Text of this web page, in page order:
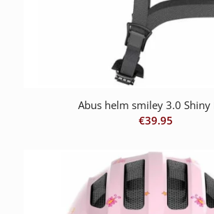
Abus helm smiley 3.0 Shiny
€39.95